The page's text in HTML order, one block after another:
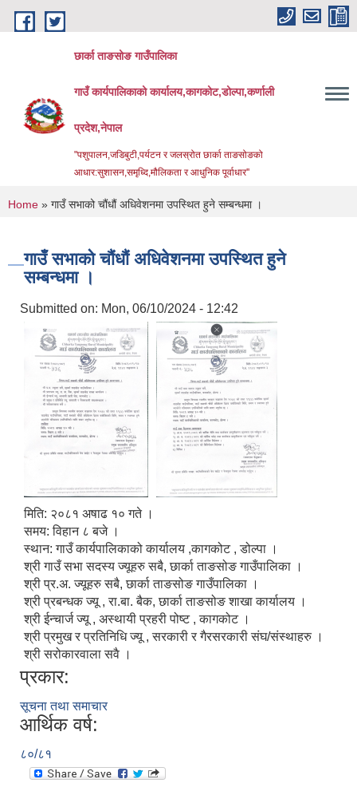
Skip to main content
छार्का ताङसोङ गाउँपालिका
गाउँ कार्यपालिकाको कार्यालय,कागकोट,डोल्पा,कर्णाली
प्रदेश,नेपाल
"पशुपालन,जडिबुटी,पर्यटन र जलस्रोत छार्का ताङसोङको
आधार:सुशासन,समृध्दि,मौलिकता र आधुनिक पूर्वाधार''
You are here
Home » गाउँ सभाको चौंधौं अधिवेशनमा उपस्थित हुने सम्बन्धमा ।
गाउँ सभाको चौंधौं अधिवेशनमा उपस्थित हुने
सम्बन्धमा ।
Submitted on: Mon, 06/10/2024 - 12:42
मिति: २०८१ अषाढ १० गते ।
समय: विहान ८ बजे ।
स्थान: गाउँ कार्यपालिकाको कार्यालय ,कागकोट , डोल्पा ।
श्री गाउँ सभा सदस्य ज्यूहरु सबै, छार्का ताङसोङ गाउँपालिका ।
श्री प्र.अ. ज्यूहरु सबै, छार्का ताङसोङ गाउँपालिका ।
श्री प्रबन्धक ज्यू , रा.बा. बैक, छार्का ताङसोङ शाखा कार्यालय ।
श्री ईन्चार्ज ज्यू , अस्थायी प्रहरी पोष्ट , कागकोट ।
श्री प्रमुख र प्रतिनिधि ज्यू , सरकारी र गैरसरकारी संघ/संस्थाहरु ।
श्री सरोकारवाला सवै ।
प्रकार:
सूचना तथा समाचार
आर्थिक वर्ष:
८०/८१